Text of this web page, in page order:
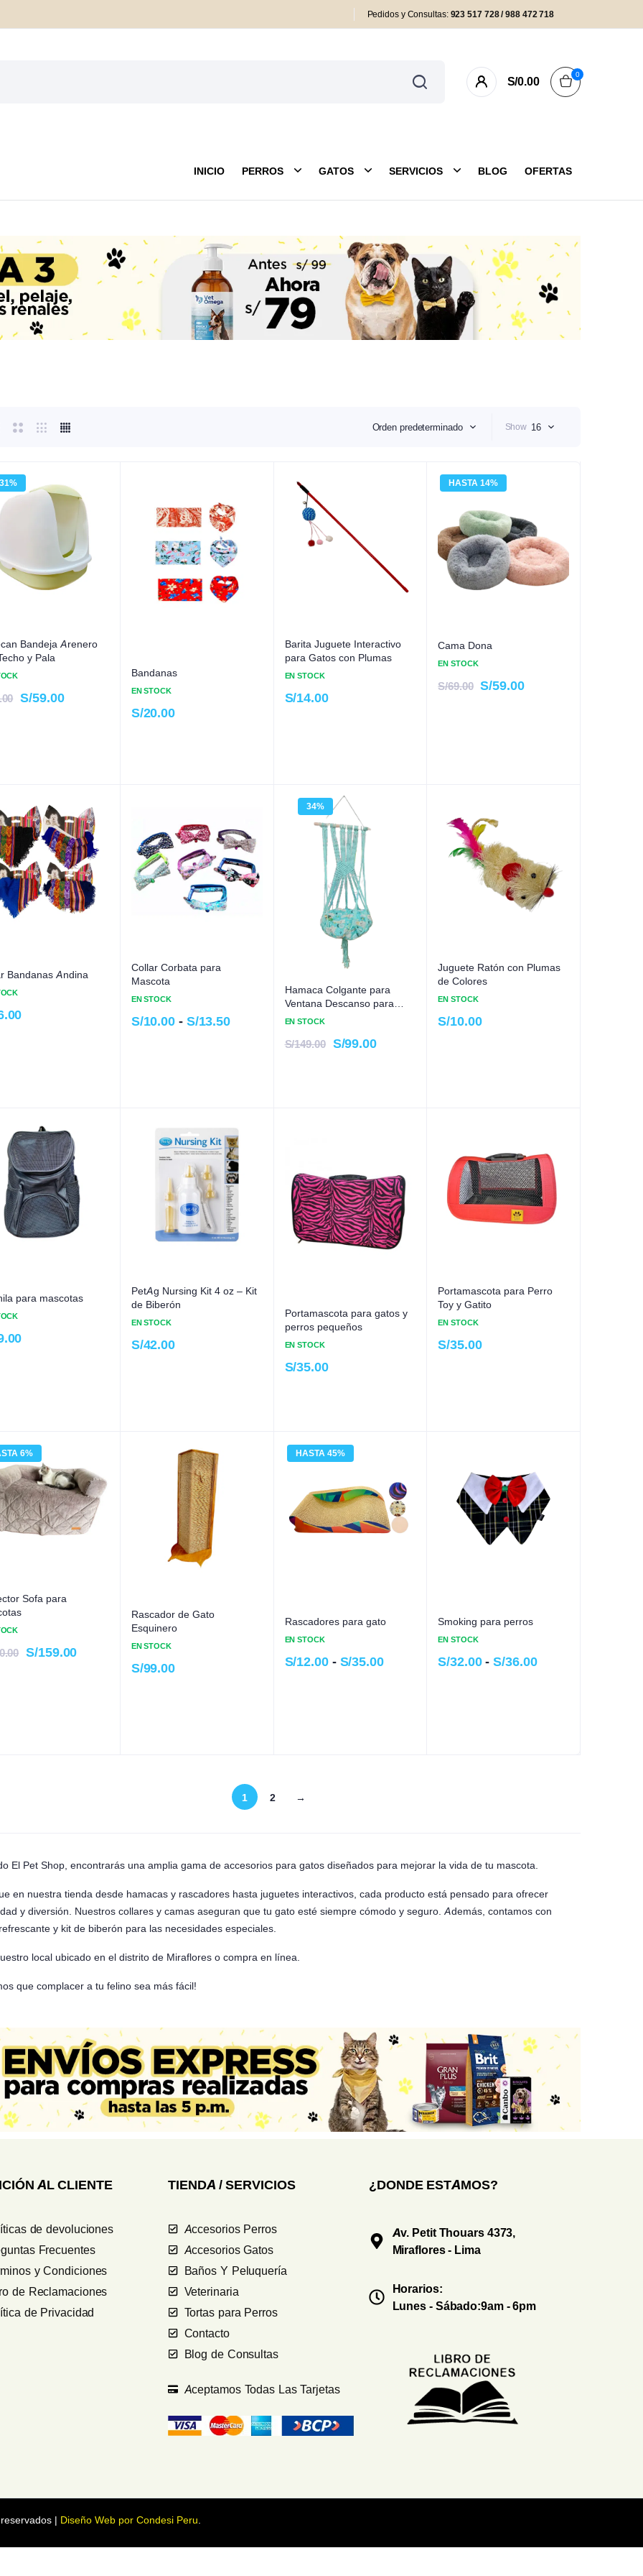
Pedidos y Consultas: 923 517 728 / 988 472 718
S/0.00
0
INICIO PERROS
Mordedores
Lanzadores y Pelotas
Antipulgas
Cuidado Externo
Farmacia y Salud
Shampoos e Higiene
GATOS
Anti pulgas
Cuidado Externo
Farmacia y Salud
Shampoos e Higiene
Camas y Colchonetas
Correas y Arneses
Juguetes
SERVICIOS BLOG OFERTAS
Orden predeterminado Show 16
31%
Bandeja Arenero
y Pala
S/59.00
Bandanas
EN STOCK
S/20.00
Barita Juguete Interactivo
para Gatos con Plumas
EN STOCK
S/14.00
15%
Cama Dona
EN STOCK
S/69.00 S/59.00
HASTA 14%
Bandanas Andina
Collar Corbata para
Mascota
EN STOCK
S/10.00 - S/13.50
34%
Hamaca Colgante para
Ventana Descanso para
Gatos
EN STOCK
S/149.00 S/99.00
Juguete Ratón con Plumas
de Colores
EN STOCK
S/10.00
para mascotas
PetAg Nursing Kit 4 oz – Kit
de Biberón
EN STOCK
S/42.00
Portamascota para gatos y
perros pequeños
EN STOCK
S/35.00
Portamascota para Perro
Toy y Gatito
EN STOCK
S/35.00
7%
Sofa para
S/159.00
6%
Rascador de Gato
Esquinero
EN STOCK
S/99.00
34%
Rascadores para gato
EN STOCK
S/12.00 - S/35.00
HASTA 45%
Smoking para perros
EN STOCK
S/32.00 - S/36.00
1 2 →
El Pet Shop, encontrarás una amplia gama de accesorios para gatos diseñados para mejorar la vida de tu mascota.
en nuestra tienda desde hamacas y rascadores hasta juguetes interactivos, cada producto está pensado para ofrecer
y diversión. Nuestros collares y camas aseguran que tu gato esté siempre cómodo y seguro. Además, contamos con
y kit de biberón para las necesidades especiales.
local ubicado en el distrito de Miraflores o compra en línea.
que complacer a tu felino sea más fácil!
AL CLIENTE
de devoluciones
Frecuentes
y Condiciones
de Reclamaciones
de Privacidad
TIENDA / SERVICIOS
Accesorios Perros
Accesorios Gatos
Baños Y Peluquería
Veterinaria
Tortas para Perros
Contacto
Blog de Consultas
Aceptamos Todas Las Tarjetas
¿DONDE ESTAMOS?
Av. Petit Thouars 4373,
Miraflores - Lima
Horarios:
Lunes - Sábado:9am - 6pm
| Diseño Web por Condesi Peru